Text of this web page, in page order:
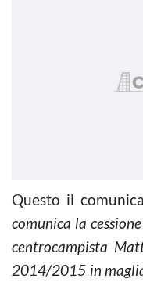
Questo il
comunica la cessione
centrocampista
2014/2015 in